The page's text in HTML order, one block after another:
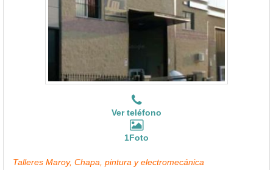
Ver teléfono
1Foto
Talleres Maroy, Chapa, pintura y electromecánica